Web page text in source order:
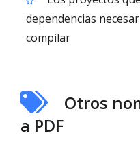
dependencias
compilar
Otros
a PDF